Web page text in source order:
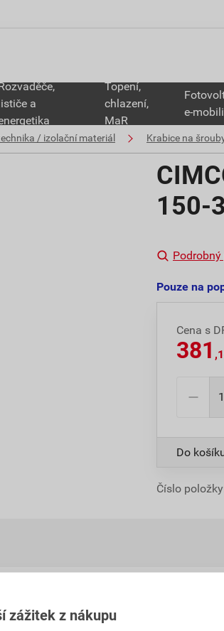
a
Topení,
chlazení,
MaR
e-
/ izolační materiál Krabice na
150-
Pouze na
Cena s
381
Do
Číslo
zážitek z nákupu